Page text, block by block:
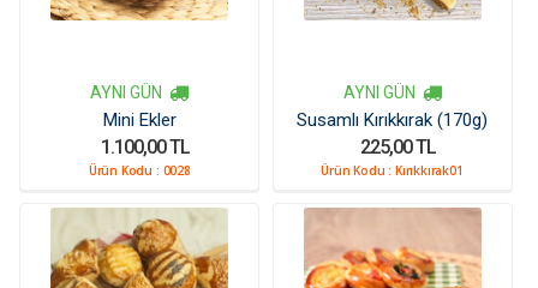
AYNI GÜN
Mini Ekler
1.100,00 TL
Ürün Kodu : 0028
AYNI GÜN
Susamlı Kırıkkırak (170g)
225,00 TL
Ürün Kodu : Kırıkkırak01